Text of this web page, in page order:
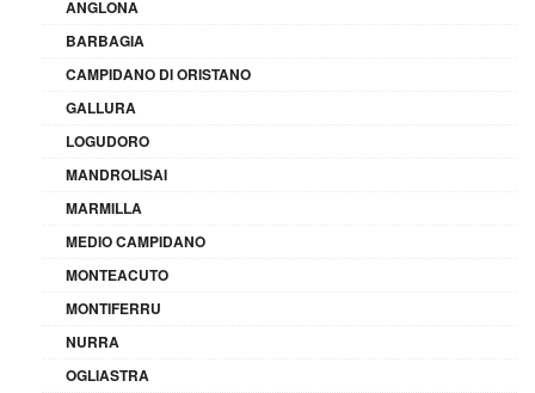
ANGLONA
BARBAGIA
CAMPIDANO DI ORISTANO
GALLURA
LOGUDORO
MANDROLISAI
MARMILLA
MEDIO CAMPIDANO
MONTEACUTO
MONTIFERRU
NURRA
OGLIASTRA